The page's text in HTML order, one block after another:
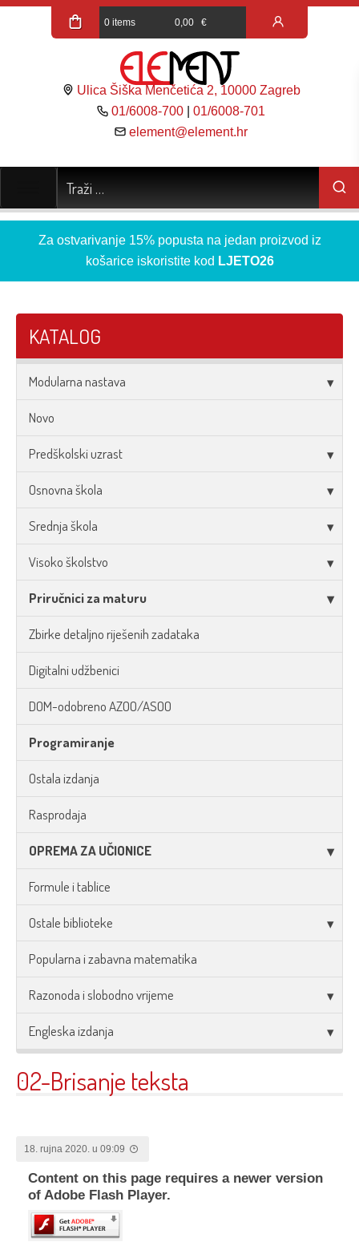
0 items 0,00 €
Ulica Šiška Menčetića 2, 10000 Zagreb
01/6008-700 |01/6008-701
element@element.hr
Za ostvarivanje 15% popusta na jedan proizvod iz
košarice iskoristite kod LJETO26
KATALOG
Modularna nastava
Novo
Predškolski uzrast
Osnovna škola
Srednja škola
Visoko školstvo
Priručnici za maturu
Zbirke detaljno riješenih zadataka
Digitalni udžbenici
DOM-odobreno AZOO/ASOO
Programiranje
Ostala izdanja
Rasprodaja
OPREMA ZA UČIONICE
Formule i tablice
Ostale biblioteke
Popularna i zabavna matematika
Razonoda i slobodno vrijeme
Engleska izdanja
02-Brisanje teksta
18. rujna 2020. u 09:09
Content on this page requires a newer version
of Adobe Flash Player.